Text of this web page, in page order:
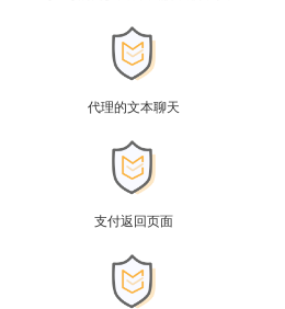
代理的文本聊天
支付返回页面